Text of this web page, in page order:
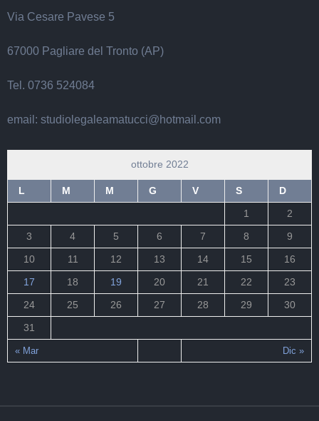
Via Cesare Pavese 5
67000 Pagliare del Tronto (AP)
Tel. 0736 524084
email: studiolegaleamatucci@hotmail.com
ottobre 2022
L M M G V S D
« Mar Dic »
1
2
3
4 5 6 7 8
9
10
11 12 13 14 15
16
17
18 19 20 21 22
23
24
25 26 27 28 29
30
31